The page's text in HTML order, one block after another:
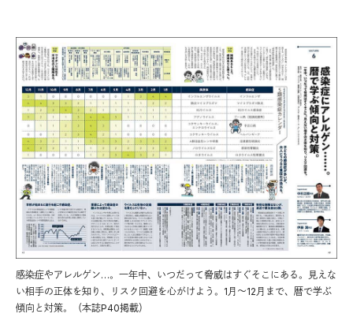
感染症やアレルゲン…。一年中、いつだって脅威はすぐそこにある。見えな
い相手の正体を知り、リスク回避を心がけよう。1月〜12月まで、暦で学ぶ
傾向と対策。（本誌P40掲載）